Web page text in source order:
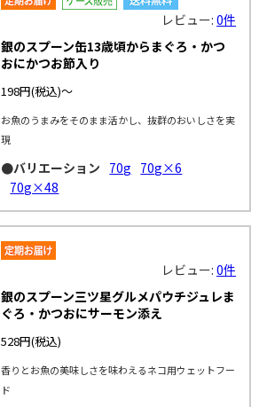
レビュー:0件
銀のスプーン缶13歳頃からまぐろ・かつ
おにかつお節入り
198円(税込)～
お魚のうまみをそのまま活かし、抜群のおいしさを実
現
●バリエーション 70g 70g×6
70g×48
レビュー:0件
銀のスプーン三ツ星グルメパウチジュレま
ぐろ・かつおにサーモン添え
528円(税込)
香りとお魚の美味しさを味わえるネコ用ウェットフー
ド